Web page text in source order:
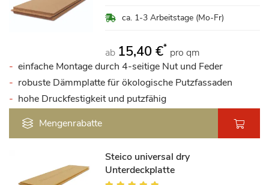
ca. 1-3 Arbeitstage (Mo-Fr)
ab 15,40 €* pro qm
einfache Montage durch 4-seitige Nut und Feder
robuste Dämmplatte für ökologische Putzfassaden
hohe Druckfestigkeit und putzfähig
Mengenrabatte
Steico universal dry
Unterdeckplatte